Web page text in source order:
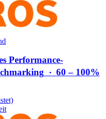
Performance-
‧ 60 – 100%